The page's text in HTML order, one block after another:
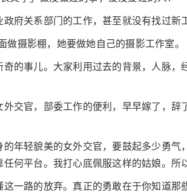
府关系部门的工作，甚至就没有找过新
摄影棚，她要做她自己的摄影工作室。
的事儿。大家利用过去的背景，人脉
交官，部委工作的便利，早早嫁了，辞
年轻貌美的女外交官，要鼓起多少勇
何平台。我打心底佩服这样的姑娘。所
一路的放弃。真正的勇敢在于你知道那